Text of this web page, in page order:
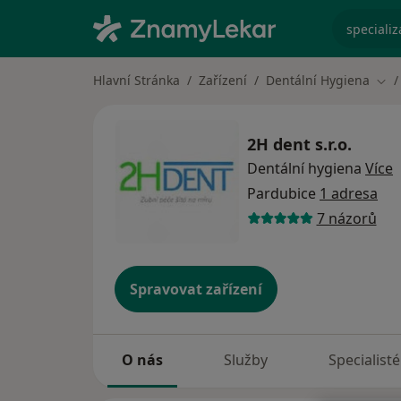
Hlavní Stránka Zařízení Dentální Hygiena
2H dent s.r.o.
Dentální hygiena Více
Pardubice 1 adresa
7 názorů
Spravovat zařízení
O nás Služby Specialisté